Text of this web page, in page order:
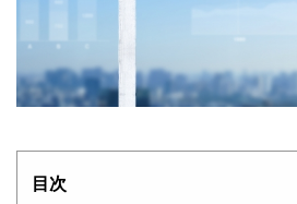
目次